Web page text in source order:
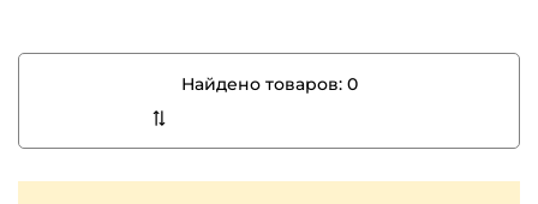
Найдено товаров: 0